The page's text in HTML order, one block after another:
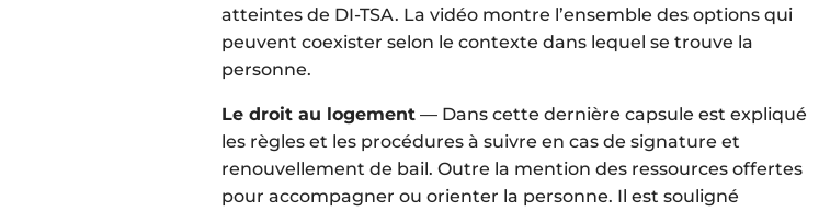
atteintes de DI-TSA. La vidéo montre l’ensemble des options qui
peuvent coexister selon le contexte dans lequel se trouve la
personne.
Le droit au logement— Dans cette dernière capsule est expliqué
les règles et les procédures à suivre en cas de signature et
renouvellement de bail. Outre la mention des ressources offertes
pour accompagner ou orienter la personne. Il est souligné